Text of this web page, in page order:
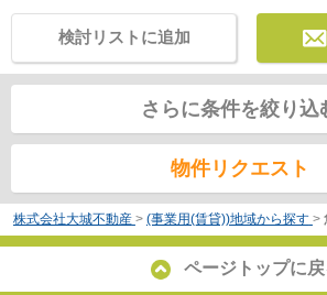
検討リストに追加
さらに条件を絞り込
物件リクエスト
株式会社大城不動産 > (事業用(賃貸))地域から探す >
ページトップに戻